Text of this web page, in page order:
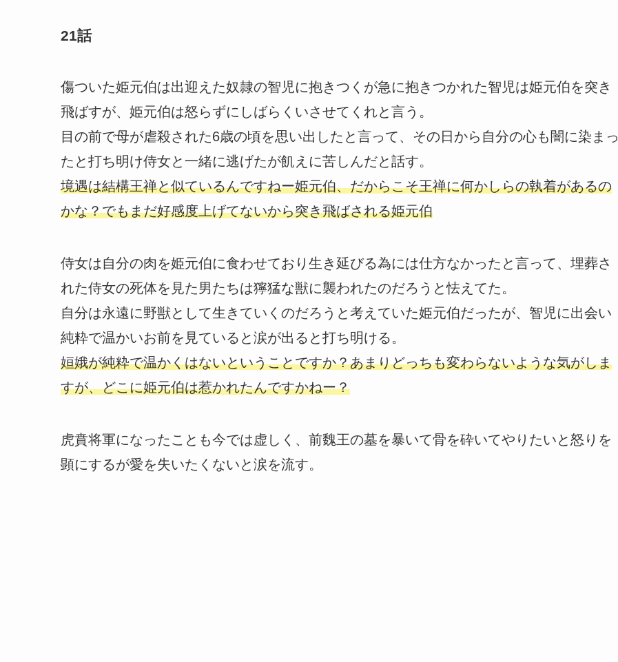
21話
傷ついた姫元伯は出迎えた奴隷の智児に抱きつくが急に抱きつかれた智児は姫元伯を突き
飛ばすが、姫元伯は怒らずにしばらくいさせてくれと言う。
目の前で母が虐殺された6歳の頃を思い出したと言って、その日から自分の心も闇に染まっ
たと打ち明け侍女と一緒に逃げたが飢えに苦しんだと話す。
境遇は結構王禅と似ているんですねー姫元伯、だからこそ王禅に何かしらの執着があるの
かな？でもまだ好感度上げてないから突き飛ばされる姫元伯
侍女は自分の肉を姫元伯に食わせており生き延びる為には仕方なかったと言って、埋葬さ
れた侍女の死体を見た男たちは獰猛な獣に襲われたのだろうと怯えてた。
自分は永遠に野獣として生きていくのだろうと考えていた姫元伯だったが、智児に出会い
純粋で温かいお前を見ていると涙が出ると打ち明ける。
姮娥が純粋で温かくはないということですか？あまりどっちも変わらないような気がしま
すが、どこに姫元伯は惹かれたんですかねー？
虎賁将軍になったことも今では虚しく、前魏王の墓を暴いて骨を砕いてやりたいと怒りを
顕にするが愛を失いたくないと涙を流す。